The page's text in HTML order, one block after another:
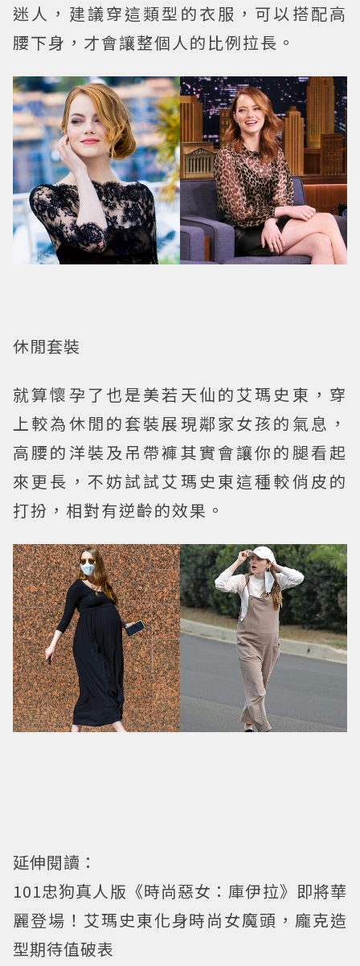
迷人，建議穿這類型的衣服，可以搭配高
腰下身，才會讓整個人的比例拉長。
休閒套裝
就算懷孕了也是美若天仙的艾瑪史東，穿
上較為休閒的套裝展現鄰家女孩的氣息，
高腰的洋裝及吊帶褲其實會讓你的腿看起
來更長，不妨試試艾瑪史東這種較俏皮的
打扮，相對有逆齡的效果。
延伸閱讀：
101忠狗真人版《時尚惡女：庫伊拉》即將華
麗登場！艾瑪史東化身時尚女魔頭，龐克造
型期待值破表